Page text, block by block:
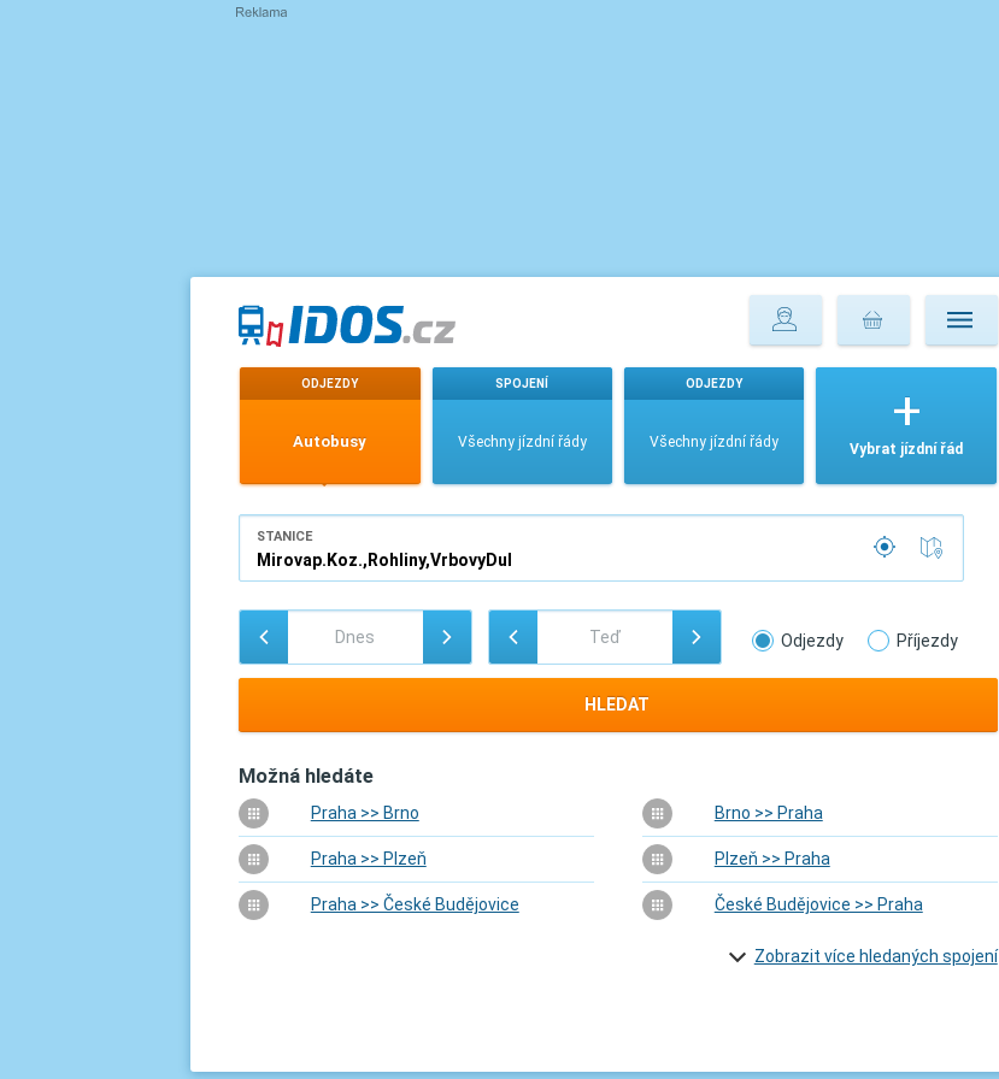
ODJEZDY
Autobusy
SPOJENÍ
Všechny jízdní řády
ODJEZDY
Všechny jízdní řády Vybrat jízdní řád
STANICE
Odjezdy Příjezdy
HLEDAT
Možná hledáte
Praha >> Brno Brno >> Praha
Praha >> Plzeň Plzeň >> Praha
Praha >> České Budějovice České Budějovice >> Praha
Zobrazit více hledaných spojení